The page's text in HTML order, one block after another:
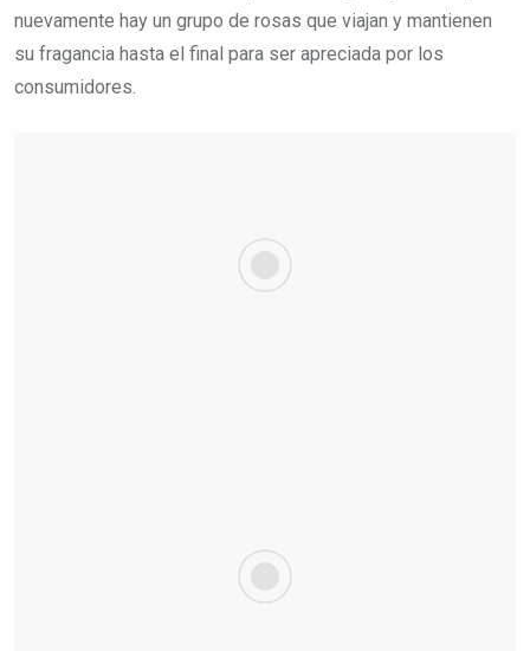
nuevamente hay un grupo de rosas que viajan y mantienen
su fragancia hasta el final para ser apreciada por los
consumidores.